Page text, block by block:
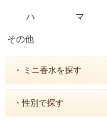
ハ マ
その他
・ ミニ香水を探す
・性別で探す